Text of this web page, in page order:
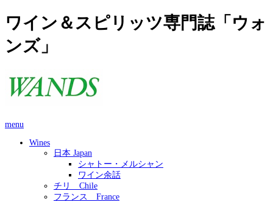
ワイン＆スピリッツ専門誌「ウォ
ンズ」
menu
Wines
日本 Japan
シャトー・メルシャン
ワイン余話
チリ Chile
フランス France